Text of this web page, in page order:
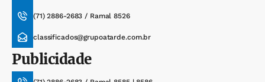
(71) 2886-2683 / Ramal 8526
classificados@grupoatarde.com.br
Publicidade